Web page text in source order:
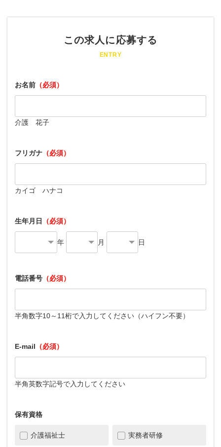
この求人に応募する
ENTRY
お名前 （必須）
介護 花子
フリガナ （必須）
カイゴ ハナコ
生年月日 （必須）
年 月 日
電話番号 （必須）
半角数字10～11桁で入力してください（ハイフン不要）
E-mail （必須）
半角英数字記号で入力してください
保有資格
介護福祉士 実務者研修